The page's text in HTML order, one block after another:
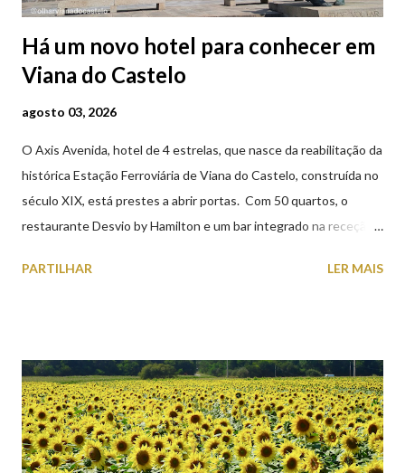
Há um novo hotel para conhecer em
Viana do Castelo
agosto 03, 2026
O Axis Avenida, hotel de 4 estrelas, que nasce da reabilitação da
histórica Estação Ferroviária de Viana do Castelo, construída no
século XIX, está prestes a abrir portas. Com 50 quartos, o
restaurante Desvio by Hamilton e um bar integrado na receção,
peças históricas cedidas pela IP Património que homenageiam a
PARTILHAR LER MAIS